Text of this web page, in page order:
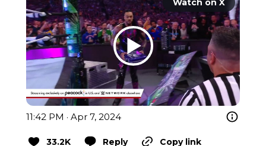
Watch on X
11:42 PM · Apr 7, 2024
33.2K Reply Copy link